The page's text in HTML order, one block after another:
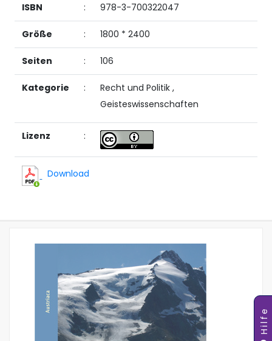
Hilfe
ISBN : 978-3-700322047
Größe : 1800 * 2400
Seiten : 106
Kategorie : Recht und Politik ,
Geisteswissenschaften
Lizenz :
Download